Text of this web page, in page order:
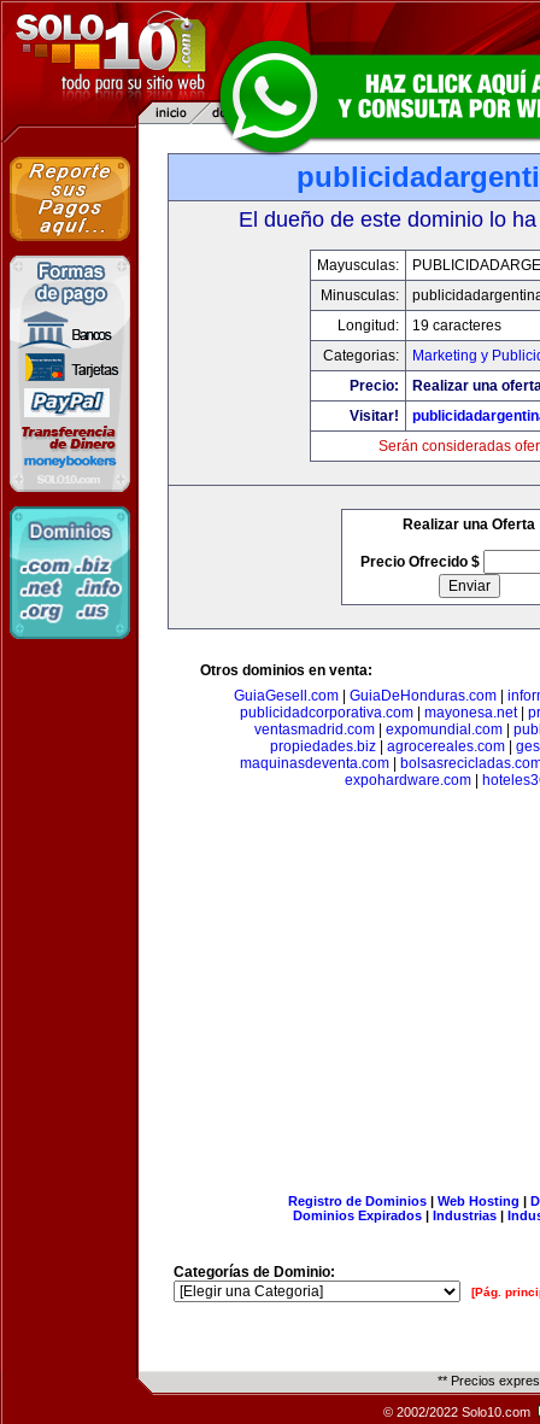
El dueño de este dominio lo
Mayusculas:
Minusculas:
Longitud:
19 caracteres
Categorias:
Marketing y
Precio:
Realizar una
Visitar!
Serán consideradas
Realizar una Oferta
Precio Ofrecido $
Otros dominios en venta:
GuiaGesell.com| GuiaDeHonduras.com|
publicidadcorporativa.com
mayonesa.net|
ventasmadrid.com
expomundial.com
propiedades.biz| agrocereales.com|
maquinasdeventa.com
expohardware.com|
Registro de Dominios| Web Hosting |
Dominios Expirados | Industrias |
Categorías de Dominio:
[Pág.
** Precios
© 2002/2022 Solo10.com